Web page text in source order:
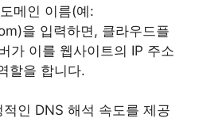
메인 이름(예:
을 입력하면, 클라우드플
가 이를 웹사이트의 IP 주소
할을 합니다.
인 DNS 해석 속도를 제공